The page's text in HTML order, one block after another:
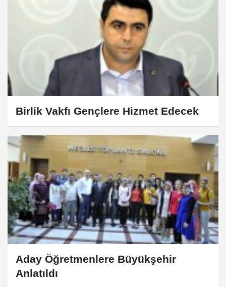
Birlik Vakfı Gençlere Hizmet Edecek
Aday Öğretmenlere Büyükşehir
Anlatıldı